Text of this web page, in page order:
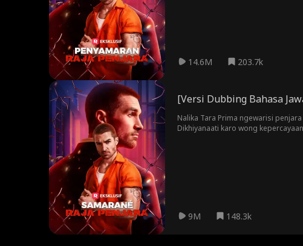
14.6M 203.7k
[Versi Dubbing Bahasa
Nalika Tara Prima ngewarisi
Dikhiyanaati karo wong
9M 148.3k